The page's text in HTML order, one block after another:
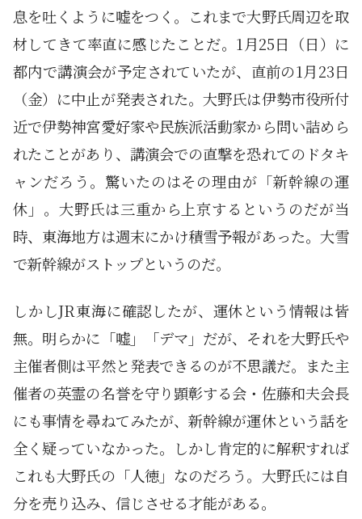
息を吐くように嘘をつく。これまで大野氏周辺を取
材してきて率直に感じたことだ。1月25日（日）に
都内で講演会が予定されていたが、直前の1月23日
（金）に中止が発表された。大野氏は伊勢市役所付
近で伊勢神宮愛好家や民族派活動家から問い詰めら
れたことがあり、講演会での直撃を恐れてのドタキ
ャンだろう。驚いたのはその理由が「新幹線の運
休」。大野氏は三重から上京するというのだが当
時、東海地方は週末にかけ積雪予報があった。大雪
で新幹線がストップというのだ。
しかしJR東海に確認したが、運休という情報は皆
無。明らかに「嘘」「デマ」だが、それを大野氏や
主催者側は平然と発表できるのが不思議だ。また主
催者の英霊の名誉を守り顕彰する会・佐藤和夫会長
にも事情を尋ねてみたが、新幹線が運休という話を
全く疑っていなかった。しかし肯定的に解釈すれば
これも大野氏の「人徳」なのだろう。大野氏には自
分を売り込み、信じさせる才能がある。